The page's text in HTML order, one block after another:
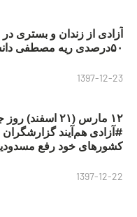
آزادی از زندان و بستری در
۵۰درصدی ریه مصطفی دانشجو
1397-12-23
۱۲ مارس (۲۱
کشورهای خود رفع
1397-12-22